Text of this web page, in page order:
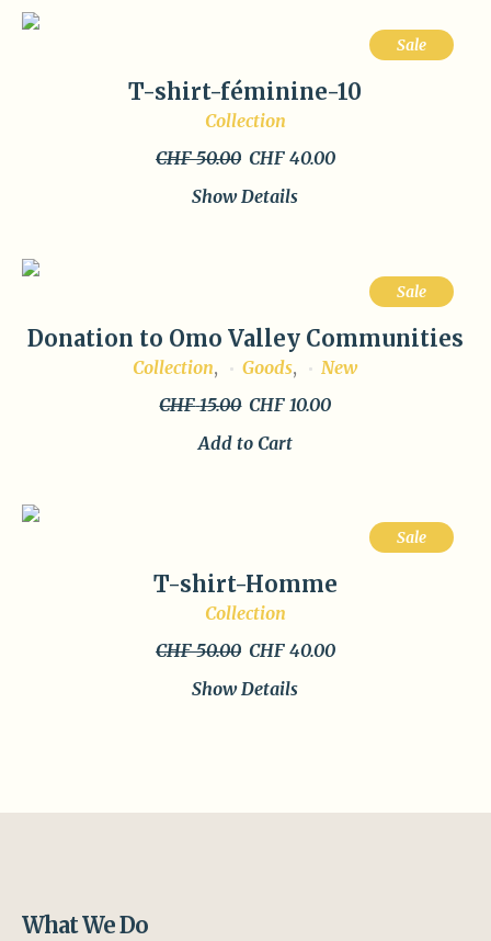
Sale
T-shirt-féminine-10
Collection
CHF 50.00 Original
was:
CHF 40.00Current
Show Details
Sale
Donation to Omo Valley Communities
Collection, Goods,
New
CHF 15.00 Original
was:
CHF 10.00Current
Add to Cart
Sale
T-shirt-Homme
Collection
CHF 50.00 Original
was:
CHF 40.00Current
Show Details
What We Do